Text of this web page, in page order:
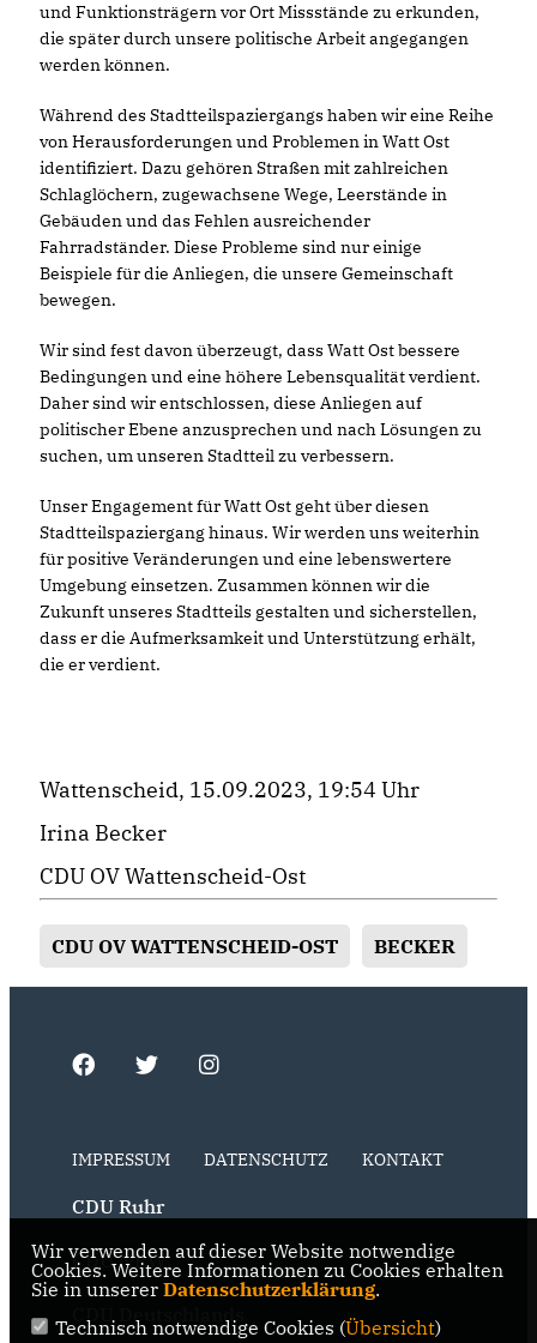
und Funktionsträgern vor Ort Missstände zu erkunden,
die später durch unsere politische Arbeit angegangen
werden können.
Während des Stadtteilspaziergangs haben wir eine Reihe
von Herausforderungen und Problemen in Watt Ost
identifiziert. Dazu gehören Straßen mit zahlreichen
Schlaglöchern, zugewachsene Wege, Leerstände in
Gebäuden und das Fehlen ausreichender
Fahrradständer. Diese Probleme sind nur einige
Beispiele für die Anliegen, die unsere Gemeinschaft
bewegen.
Wir sind fest davon überzeugt, dass Watt Ost bessere
Bedingungen und eine höhere Lebensqualität verdient.
Daher sind wir entschlossen, diese Anliegen auf
politischer Ebene anzusprechen und nach Lösungen zu
suchen, um unseren Stadtteil zu verbessern.
Unser Engagement für Watt Ost geht über diesen
Stadtteilspaziergang hinaus. Wir werden uns weiterhin
für positive Veränderungen und eine lebenswertere
Umgebung einsetzen. Zusammen können wir die
Zukunft unseres Stadtteils gestalten und sicherstellen,
dass er die Aufmerksamkeit und Unterstützung erhält,
die er verdient.
Wattenscheid, 15.09.2023, 19:54 Uhr
Irina Becker
CDU OV Wattenscheid-Ost
CDU OV WATTENSCHEID-OST BECKER
IMPRESSUM DATENSCHUTZ KONTAKT
CDU Ruhr
CDU NRW
Wir verwenden auf dieser Website notwendige
Cookies. Weitere Informationen zu Cookies erhalten
Sie in unserer Datenschutzerklärung.
Technisch notwendige Cookies (Übersicht)